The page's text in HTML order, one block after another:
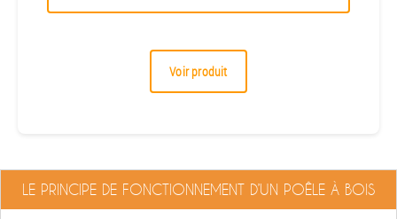
Voir produit
LE PRINCIPE DE FONCTIONNEMENT D’UN POÊLE À BOIS